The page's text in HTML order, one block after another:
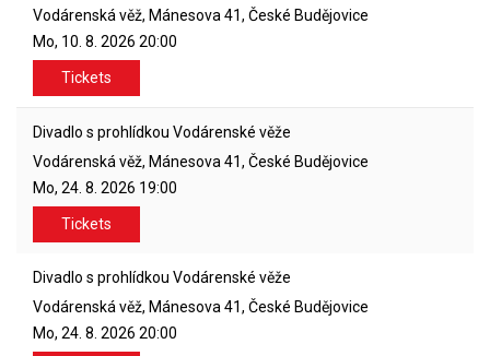
Vodárenská věž, Mánesova 41, České Budějovice
Mo, 10. 8. 2026 20:00
Tickets
Divadlo s prohlídkou Vodárenské věže
Vodárenská věž, Mánesova 41, České Budějovice
Mo, 24. 8. 2026 19:00
Tickets
Divadlo s prohlídkou Vodárenské věže
Vodárenská věž, Mánesova 41, České Budějovice
Mo, 24. 8. 2026 20:00